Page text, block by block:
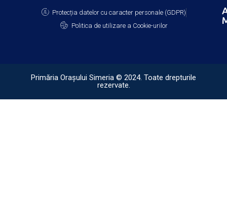
Protecția datelor cu caracter personale (GDPR)
Politica de utilizare a Cookie-urilor
Primăria Orașului Simeria © 2024. Toate drepturile
rezervate.